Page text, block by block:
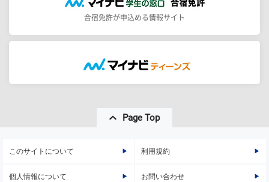
合宿免許が申込める情報サイト
Page Top
このサイトについて 利用規約
個人情報について お問い合わせ